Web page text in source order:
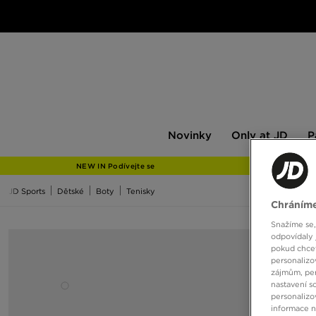
Novinky
JD
Only at JD
NEW IN Podívejte se
JD Sports Dětské Boty Tenisky
Snažíme
odpovídaly
pokud
zájmům,
nastavení
informace